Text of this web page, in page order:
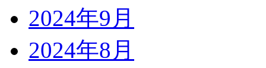
2024年9月
2024年8月